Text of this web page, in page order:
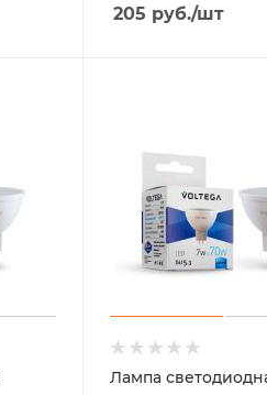
205 руб./шт
Лампа